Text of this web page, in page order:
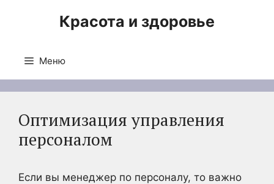
Красота и здоровье
Меню
Оптимизация управления
персоналом
Если вы менеджер по персоналу, то важно